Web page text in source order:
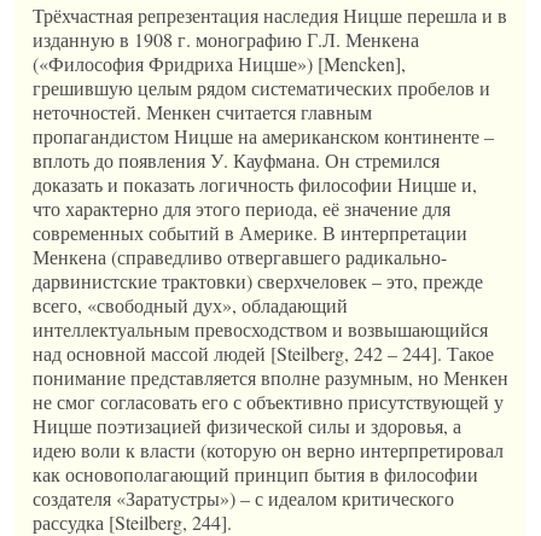
Трёхчастная репрезентация наследия Ницше перешла и в
изданную в 1908 г. монографию Г.Л. Менкена
(«Философия Фридриха Ницше») [Mencken],
грешившую целым рядом систематических пробелов и
неточностей. Менкен считается главным
пропагандистом Ницше на американском континенте –
вплоть до появления У. Кауфмана. Он стремился
доказать и показать логичность философии Ницше и,
что характерно для этого периода, её значение для
современных событий в Америке. В интерпретации
Менкена (справедливо отвергавшего радикально-
дарвинистские трактовки) сверхчеловек – это, прежде
всего, «свободный дух», обладающий
интеллектуальным превосходством и возвышающийся
над основной массой людей [Steilberg, 242 – 244]. Такое
понимание представляется вполне разумным, но Менкен
не смог согласовать его с объективно присутствующей у
Ницше поэтизацией физической силы и здоровья, а
идею воли к власти (которую он верно интерпретировал
как основополагающий принцип бытия в философии
создателя «Заратустры») – с идеалом критического
рассудка [Steilberg, 244].